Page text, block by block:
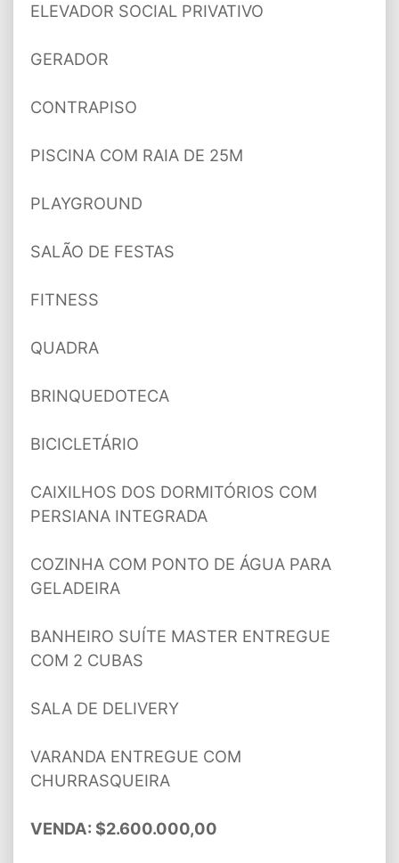
ELEVADOR SOCIAL PRIVATIVO
GERADOR
CONTRAPISO
PISCINA COM RAIA DE 25M
PLAYGROUND
SALÃO DE FESTAS
FITNESS
QUADRA
BRINQUEDOTECA
BICICLETÁRIO
CAIXILHOS DOS DORMITÓRIOS COM
PERSIANA INTEGRADA
COZINHA COM PONTO DE ÁGUA PARA
GELADEIRA
BANHEIRO SUÍTE MASTER ENTREGUE
COM 2 CUBAS
SALA DE DELIVERY
VARANDA ENTREGUE COM
CHURRASQUEIRA
VENDA: $2.600.000,00